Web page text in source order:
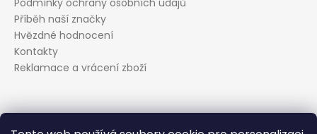
Podmínky ochrany osobních údajů
Příběh naší značky
Hvězdné hodnocení
Kontakty
Reklamace a vrácení zboží